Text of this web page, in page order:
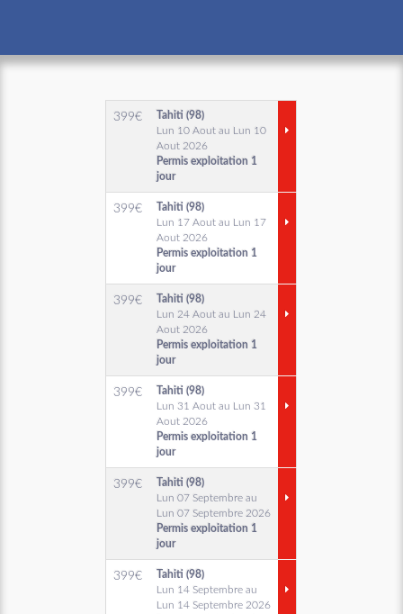
399€
Tahiti (98)
Lun 10 Aout au Lun 10
Aout 2026
Permis exploitation 1
jour
399€
Tahiti (98)
Lun 17 Aout au Lun 17
Aout 2026
Permis exploitation 1
jour
399€
Tahiti (98)
Lun 24 Aout au Lun 24
Aout 2026
Permis exploitation 1
jour
399€
Tahiti (98)
Lun 31 Aout au Lun 31
Aout 2026
Permis exploitation 1
jour
399€
Tahiti (98)
Lun 07 Septembre au
Lun 07 Septembre 2026
Permis exploitation 1
jour
399€
Tahiti (98)
Lun 14 Septembre au
Lun 14 Septembre 2026